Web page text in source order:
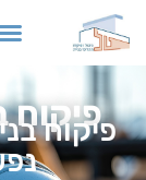
פיקוח
פיקוח